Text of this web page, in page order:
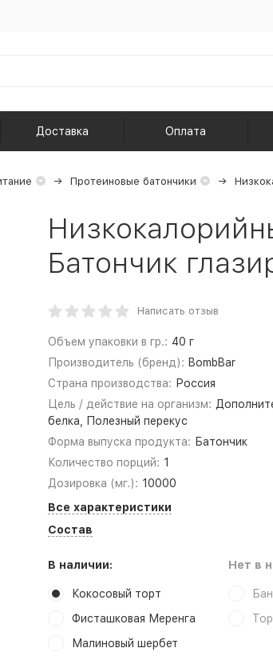
Доставка Оплата
Протеиновые батончики
Батончик
Написать отзыв
Объем упаковки в гр.: 40 г
Производитель (бренд): BombBar
Страна производства: Россия
Цель / действие на организм:
белка, Полезный перекус
Форма выпуска продукта: Батончик
Количество порций: 1
Дозировка (мг.): 10000
Все характеристики
Состав
В наличии:
Кокосовый торт
Фисташковая Меренга
Малиновый шербет
Нет в